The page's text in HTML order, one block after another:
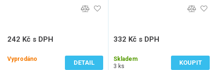
242 Kč s DPH
Vyprodáno
DETAIL
332 Kč s DPH
Skladem
3 ks
KOUPIT